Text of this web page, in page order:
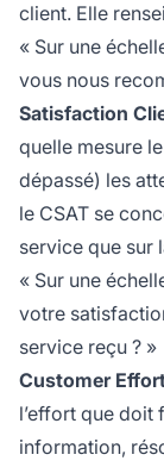
client. Elle
« Sur une
vous nous
Satisfaction
quelle mesure
dépassé) les
le CSAT se
service que sur
« Sur une
votre
service reçu ? »
Customer
l’effort que doit
information,